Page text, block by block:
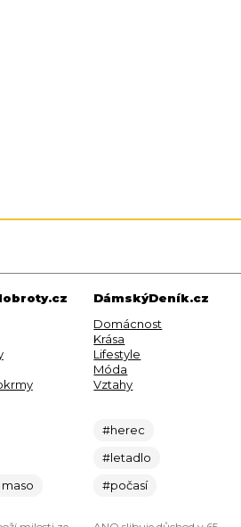
DámskýDeník.cz
Domácnost
Krása
Lifestyle
Móda
Vztahy
#herec
#letadlo
#počasí